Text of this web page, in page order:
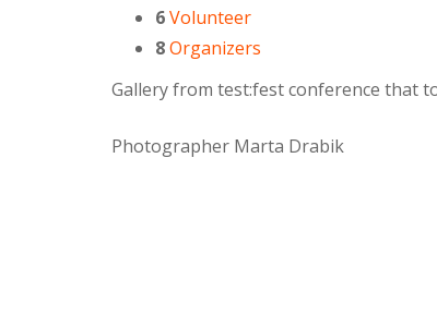
6Volunteer
8Organizers
Gallery from test:fest conference that
Photographer Marta Drabik